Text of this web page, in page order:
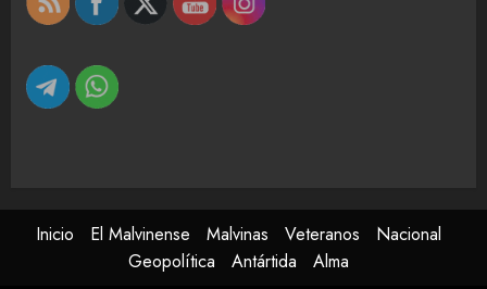
Inicio El Malvinense Malvinas Veteranos
Nacional
Geopolítica
Antártida
Alma